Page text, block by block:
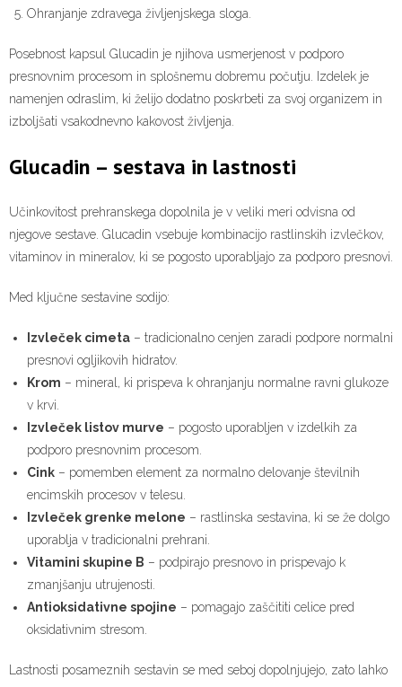
Ohranjanje zdravega življenjskega sloga.
Posebnost kapsul Glucadin je njihova usmerjenost v podporo
presnovnim procesom in splošnemu dobremu počutju. Izdelek je
namenjen odraslim, ki želijo dodatno poskrbeti za svoj organizem in
izboljšati vsakodnevno kakovost življenja.
Glucadin – sestava in lastnosti
Učinkovitost prehranskega dopolnila je v veliki meri odvisna od
njegove sestave. Glucadin vsebuje kombinacijo rastlinskih izvlečkov,
vitaminov in mineralov, ki se pogosto uporabljajo za podporo presnovi.
Med ključne sestavine sodijo:
Izvleček cimeta – tradicionalno cenjen zaradi podpore normalni
presnovi ogljikovih hidratov.
Krom – mineral, ki prispeva k ohranjanju normalne ravni glukoze
v krvi.
Izvleček listov murve – pogosto uporabljen v izdelkih za
podporo presnovnim procesom.
Cink – pomemben element za normalno delovanje številnih
encimskih procesov v telesu.
Izvleček grenke melone – rastlinska sestavina, ki se že dolgo
uporablja v tradicionalni prehrani.
Vitamini skupine B – podpirajo presnovo in prispevajo k
zmanjšanju utrujenosti.
Antioksidativne spojine – pomagajo zaščititi celice pred
oksidativnim stresom.
Lastnosti posameznih sestavin se med seboj dopolnjujejo, zato lahko